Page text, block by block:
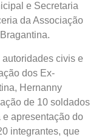
e Secretaria
da Associação
civis e
dos Ex-
Hernanny
de 10 soldados
apresentação do
integrantes, que